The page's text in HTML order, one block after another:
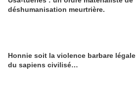
déshumanisation meurtrière.
Honnie soit la violence barbare légale
du sapiens civilisé…